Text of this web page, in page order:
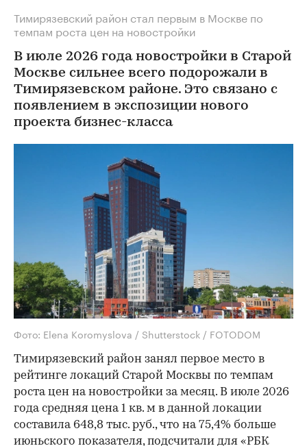
Тимирязевский район стал первым в Москве по
темпам роста цен на новостройки
В июле 2026 года новостройки в Старой
Москве сильнее всего подорожали в
Тимирязевском районе. Это связано с
появлением в экспозиции нового
проекта бизнес-класса
Фото: Elena Koromyslova / Shutterstock / FOTODOM
Тимирязевский район занял первое место в
рейтинге локаций Старой Москвы по темпам
роста цен на новостройки за месяц. В июле 2026
года средняя цена 1 кв. м в данной локации
составила 648,8 тыс. руб., что на 75,4% больше
июньского показателя, подсчитали для «РБК